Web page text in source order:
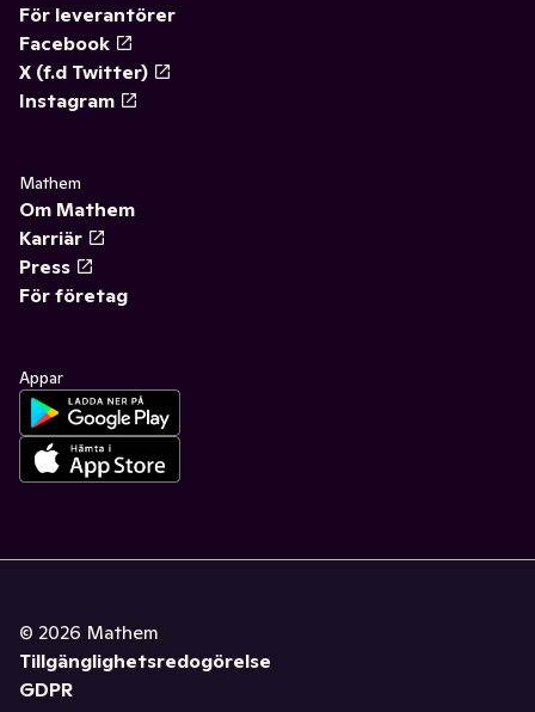
För leverantörer
Facebook
X (f.d Twitter)
Instagram
Mathem
Om Mathem
Karriär
Press
För företag
Appar
© 2026 Mathem
Tillgänglighetsredogörelse
GDPR